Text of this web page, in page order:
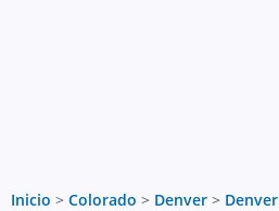
Inicio > Colorado > Denver > Denver